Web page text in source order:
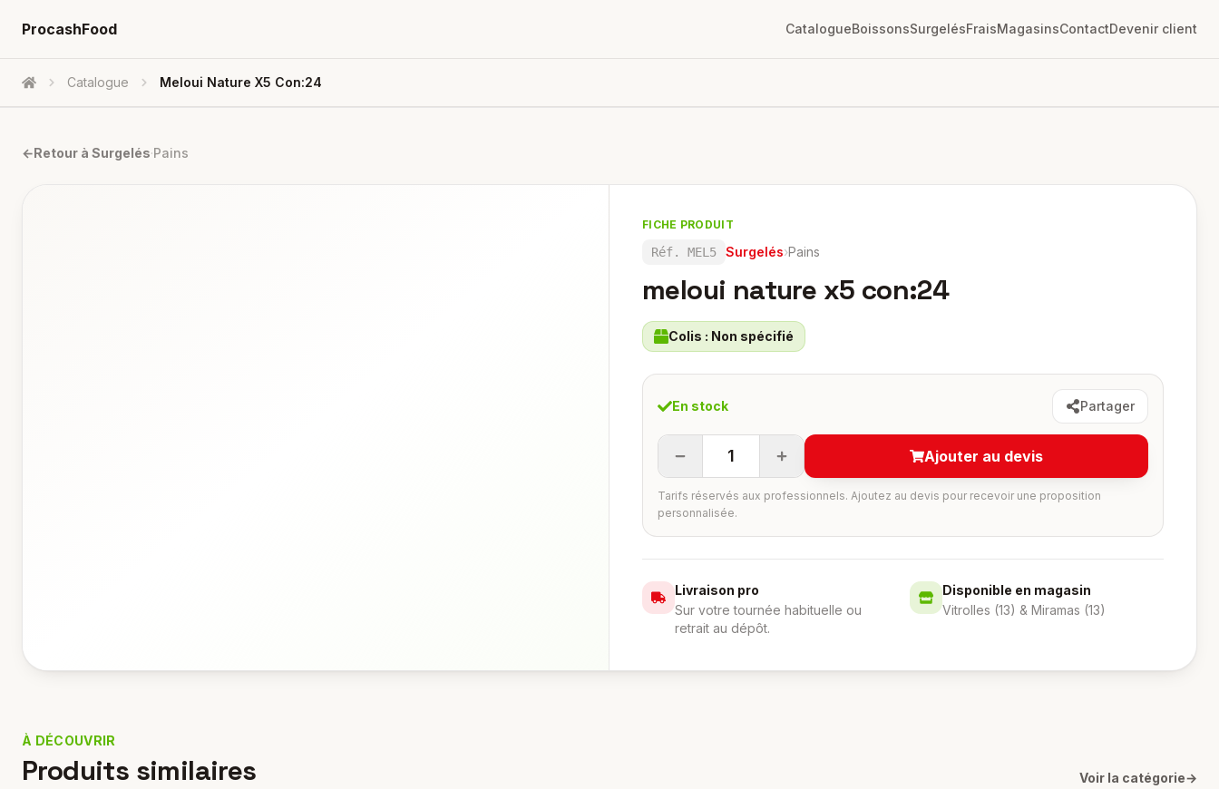
ProcashFood CatalogueBoissonsSurgelésFraisMagasinsContactDevenir client
Accueil Catalogue Meloui Nature X5 Con:24
←Retour à Surgelés·Pains
FICHE PRODUIT
Réf. MEL5 Surgelés›Pains
meloui nature x5 con:24
Colis : Non spécifié
En stock Partager
1 Ajouter au devis
Tarifs réservés aux professionnels. Ajoutez au devis pour recevoir une proposition
personnalisée.
Livraison pro
Sur votre tournée habituelle ou
retrait au dépôt.
Disponible en magasin
Vitrolles (13) & Miramas (13)
À DÉCOUVRIR
Produits similaires Voir la catégorie→